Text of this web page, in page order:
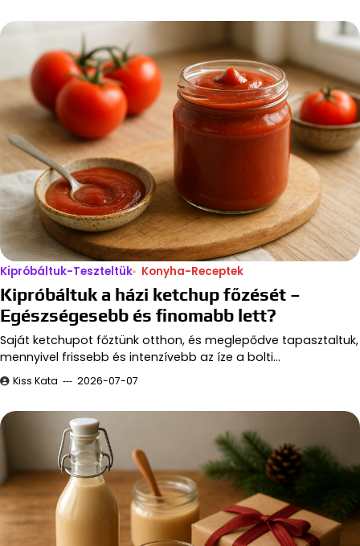
Kipróbáltuk-Teszteltük Konyha-Receptek
Kipróbáltuk a házi ketchup főzését –
Egészségesebb és finomabb lett?
Saját ketchupot főztünk otthon, és meglepődve tapasztaltuk,
mennyivel frissebb és intenzívebb az íze a bolti…
Kiss Kata 2026-07-07